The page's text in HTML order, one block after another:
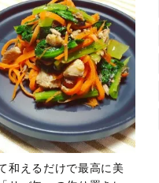
和えるだけで最高に美